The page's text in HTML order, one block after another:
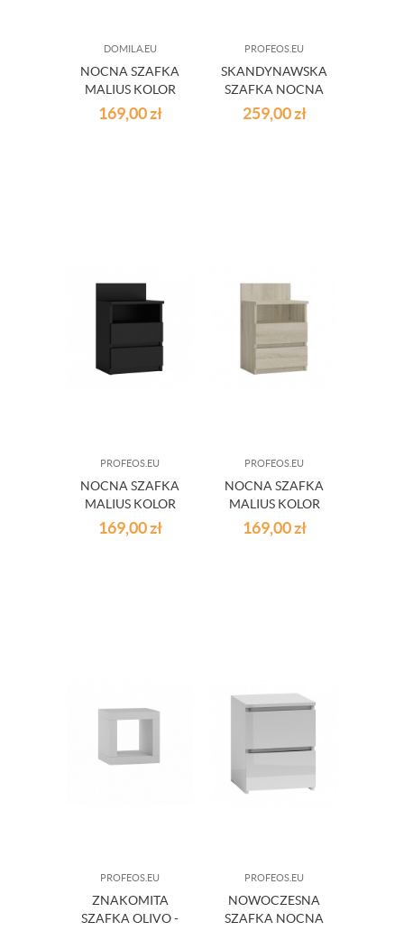
DOMILA.EU
NOCNA SZAFKA
MALIUS KOLOR
DĄB ARTISAN
169,00zł
PROFEOS.EU
SKANDYNAWSKA
SZAFKA NOCNA
MONICA - BIAŁA
259,00zł
PROFEOS.EU
NOCNA SZAFKA
MALIUS KOLOR
CZARNY
169,00zł
PROFEOS.EU
NOCNA SZAFKA
MALIUS KOLOR
DĄB SONOMA
169,00zł
PROFEOS.EU
ZNAKOMITA
SZAFKA OLIVO -
PROFEOS.EU
NOWOCZESNA
SZAFKA NOCNA